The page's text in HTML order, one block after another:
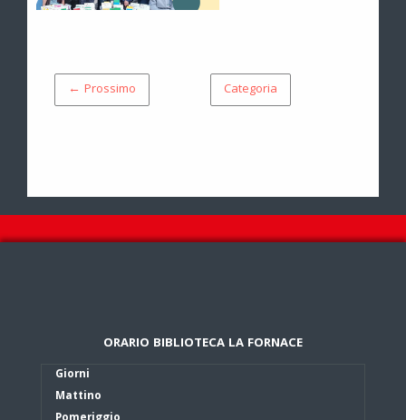
← Prossimo Categoria
ORARIO BIBLIOTECA LA FORNACE
Giorni
Mattino